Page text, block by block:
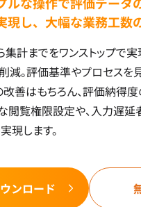
現し、大幅な業務工数
集計までをワンストップで実
減。評価基準やプロセスを
改善はもちろん、評価納得
閲覧権限設定や、入力遅
現します。
ンロード